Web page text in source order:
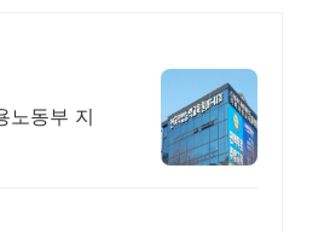
노동부 지